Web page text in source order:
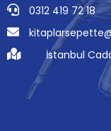
0312 419 72 18
İstanbul